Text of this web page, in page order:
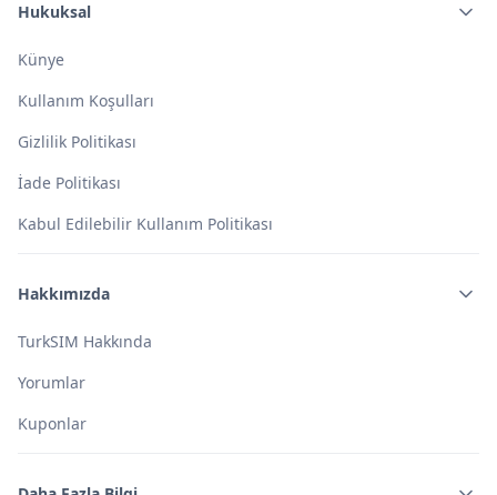
Hukuksal
Künye
Kullanım Koşulları
Gizlilik Politikası
İade Politikası
Kabul Edilebilir Kullanım Politikası
Hakkımızda
TurkSIM Hakkında
Yorumlar
Kuponlar